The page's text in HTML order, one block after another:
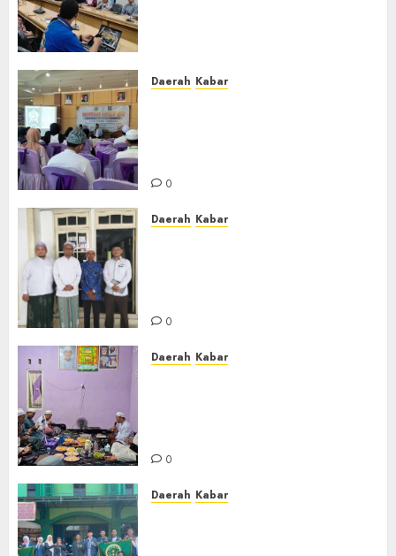
Daerah Kabar
0
Daerah Kabar
0
Daerah Kabar
0
Daerah Kabar